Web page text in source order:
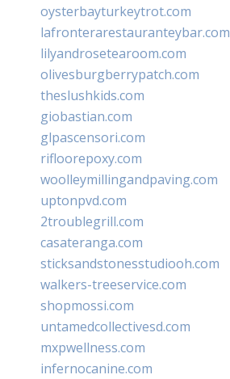
oysterbayturkeytrot.com
lafronterarestauranteybar.com
lilyandrosetearoom.com
olivesburgberrypatch.com
theslushkids.com
giobastian.com
glpascensori.com
rifloorepoxy.com
woolleymillingandpaving.com
uptonpvd.com
2troublegrill.com
casateranga.com
sticksandstonesstudiooh.com
walkers-treeservice.com
shopmossi.com
untamedcollectivesd.com
mxpwellness.com
infernocanine.com